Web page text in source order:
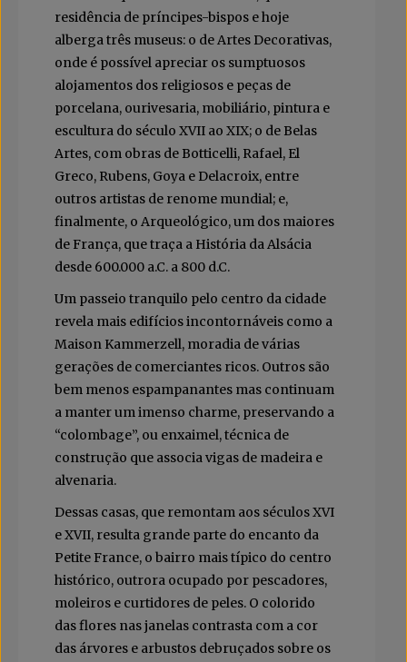
residência de príncipes-bispos e hoje
alberga três museus: o de Artes Decorativas,
onde é possível apreciar os sumptuosos
alojamentos dos religiosos e peças de
porcelana, ourivesaria, mobiliário, pintura e
escultura do século XVII ao XIX; o de Belas
Artes, com obras de Botticelli, Rafael, El
Greco, Rubens, Goya e Delacroix, entre
outros artistas de renome mundial; e,
finalmente, o Arqueológico, um dos maiores
de França, que traça a História da Alsácia
desde 600.000 a.C. a 800 d.C.
Um passeio tranquilo pelo centro da cidade
revela mais edifícios incontornáveis como a
Maison Kammerzell, moradia de várias
gerações de comerciantes ricos. Outros são
bem menos espampanantes mas continuam
a manter um imenso charme, preservando a
“colombage”, ou enxaimel, técnica de
construção que associa vigas de madeira e
alvenaria.
Dessas casas, que remontam aos séculos XVI
e XVII, resulta grande parte do encanto da
Petite France, o bairro mais típico do centro
histórico, outrora ocupado por pescadores,
moleiros e curtidores de peles. O colorido
das flores nas janelas contrasta com a cor
das árvores e arbustos debruçados sobre os